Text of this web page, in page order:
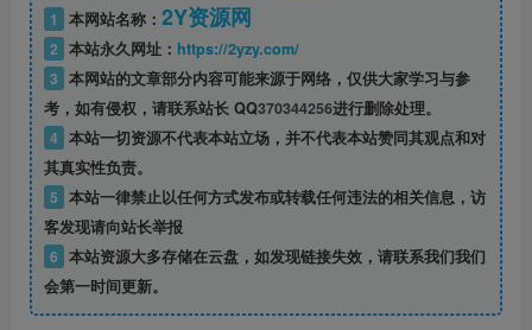
1 本网站名称： 2Y资源网
2 本站永久网址： https://2yzy.com/
3 本网站的文章部分内容可能来源于网络，仅供大家学习与参
考，如有侵权，请联系站长 QQ370344256进行删除处理。
4 本站一切资源不代表本站立场，并不代表本站赞同其观点和对
其真实性负责。
5 本站一律禁止以任何方式发布或转载任何违法的相关信息，访
客发现请向站长举报
6 本站资源大多存储在云盘，如发现链接失效，请联系我们我们
会第一时间更新。